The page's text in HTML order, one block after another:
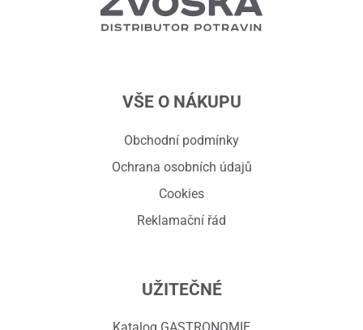
VŠE O NÁKUPU
Obchodní podmínky
Ochrana osobních údajů
Cookies
Reklamační řád
UŽITEČNÉ